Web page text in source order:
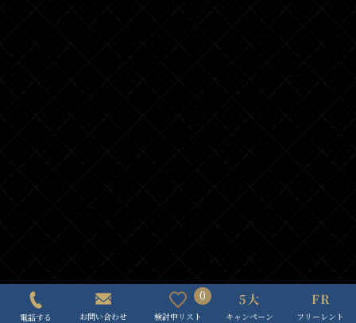
電話する お問い合わせ
0
検討中リスト キャンペーン フリーレント